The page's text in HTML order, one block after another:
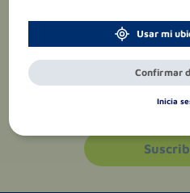
Usar mi
Confirmar
Inicia